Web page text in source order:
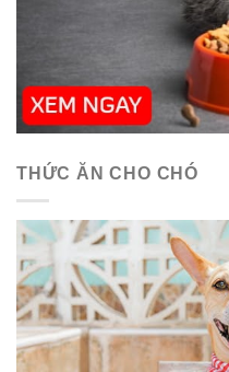
THỨC ĂN CHO CHÓ